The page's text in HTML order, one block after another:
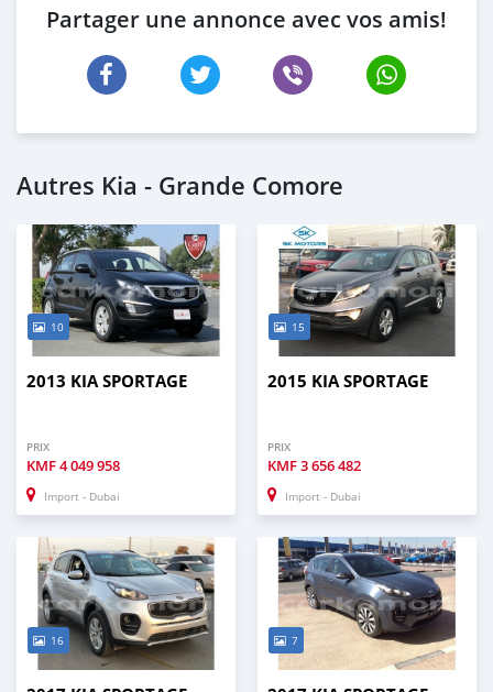
Partager une annonce avec vos amis!
Autres Kia - Grande Comore
10
2013 KIA SPORTAGE
PRIX
KMF4 049 958
Import - Dubai
15
2015 KIA SPORTAGE
PRIX
KMF3 656 482
Import - Dubai
16 7